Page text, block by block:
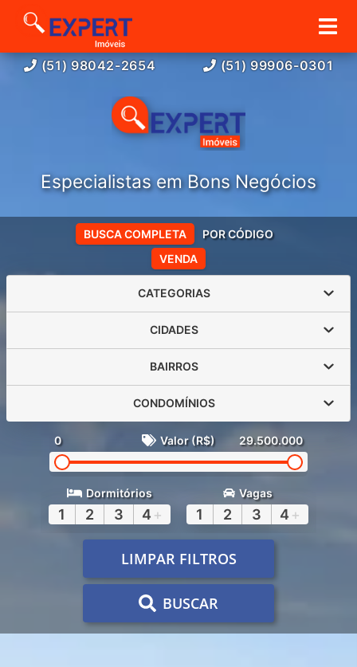
(51) 98042-2654 (51) 99906-0301
Especialistas em Bons Negócios
VENDA
BUSCA COMPLETA POR CÓDIGO
CATEGORIAS
CIDADES
BAIRROS
CONDOMÍNIOS
0 Valor (R$) 29.500.000
Dormitórios
1 2 3 4 +
Vagas
1 2 3 4 +
LIMPAR FILTROS
BUSCAR